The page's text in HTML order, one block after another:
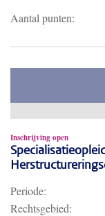
Aantal punten:
Inschrijving open
Periode:
Rechtsgebied: